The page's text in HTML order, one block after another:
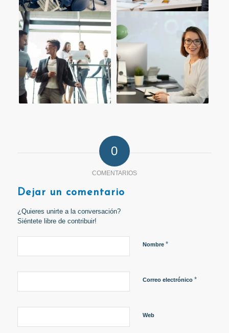
0
COMENTARIOS
Dejar un comentario
¿Quieres unirte a la conversación?
Siéntete libre de contribuir!
Nombre *
Correo electrónico *
Web